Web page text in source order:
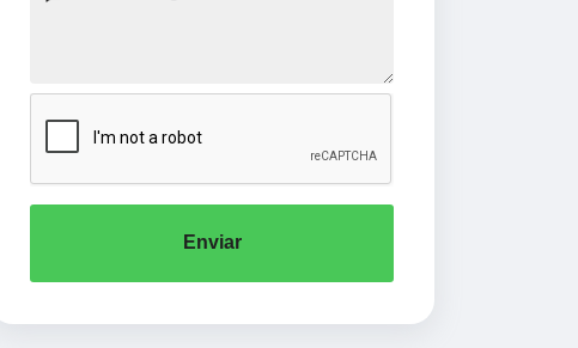
Enviar